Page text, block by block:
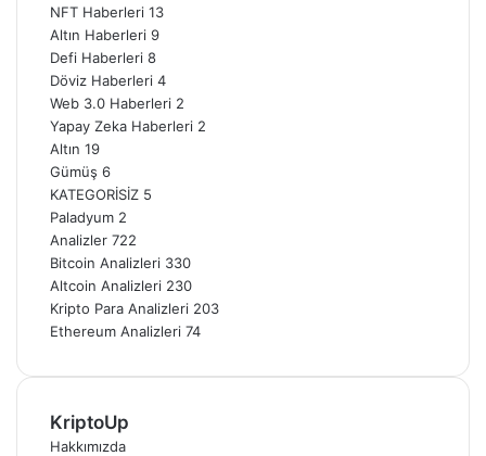
NFT Haberleri 13
Altın Haberleri 9
Defi Haberleri 8
Döviz Haberleri 4
Web 3.0 Haberleri 2
Yapay Zeka Haberleri 2
Altın 19
Gümüş 6
KATEGORİSİZ 5
Paladyum 2
Analizler 722
Bitcoin Analizleri 330
Altcoin Analizleri 230
Kripto Para Analizleri 203
Ethereum Analizleri 74
KriptoUp
Hakkımızda